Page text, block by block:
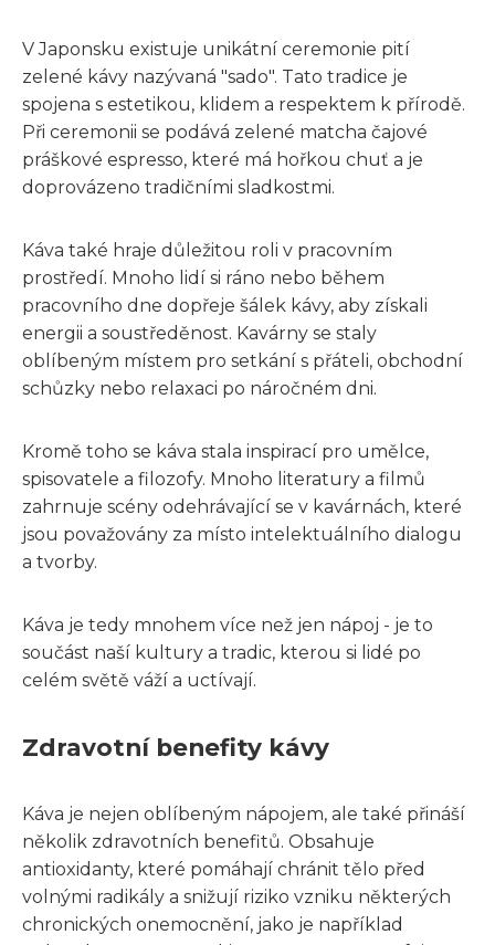
V Japonsku existuje unikátní ceremonie pití
zelené kávy nazývaná "sado". Tato tradice je
spojena s estetikou, klidem a respektem k přírodě.
Při ceremonii se podává zelené matcha čajové
práškové espresso, které má hořkou chuť a je
doprovázeno tradičními sladkostmi.
Káva také hraje důležitou roli v pracovním
prostředí. Mnoho lidí si ráno nebo během
pracovního dne dopřeje šálek kávy, aby získali
energii a soustředěnost. Kavárny se staly
oblíbeným místem pro setkání s přáteli, obchodní
schůzky nebo relaxaci po náročném dni.
Kromě toho se káva stala inspirací pro umělce,
spisovatele a filozofy. Mnoho literatury a filmů
zahrnuje scény odehrávající se v kavárnách, které
jsou považovány za místo intelektuálního dialogu
a tvorby.
Káva je tedy mnohem více než jen nápoj - je to
součást naší kultury a tradic, kterou si lidé po
celém světě váží a uctívají.
Zdravotní benefity kávy
Káva je nejen oblíbeným nápojem, ale také přináší
několik zdravotních benefitů. Obsahuje
antioxidanty, které pomáhají chránit tělo před
volnými radikály a snižují riziko vzniku některých
chronických onemocnění, jako je například